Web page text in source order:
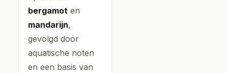
bergamot en
mandarijn,
gevolgd door
aquatische noten
en een basis van